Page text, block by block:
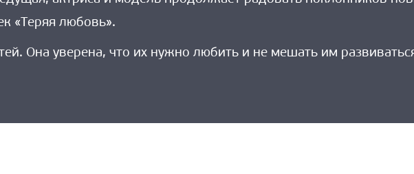
«Теряя любовь».
Она уверена, что их нужно любить и не мешать им